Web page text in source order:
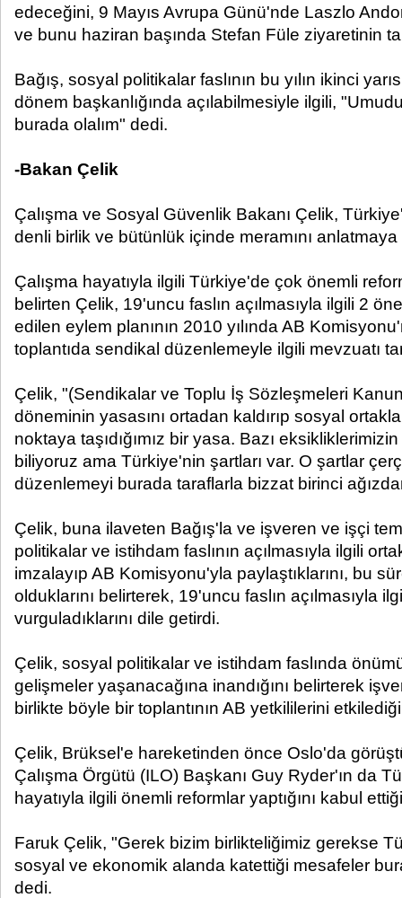
edeceğini, 9 Mayıs Avrupa Günü'nde Laszlo
ve bunu haziran başında Stefan Füle ziyaretinin
Bağış, sosyal politikalar faslının bu yılın ikinci
dönem başkanlığında açılabilmesiyle ilgili,
burada olalım" dedi.
-Bakan Çelik
Çalışma ve Sosyal Güvenlik Bakanı Çelik,
denli birlik ve bütünlük içinde meramını anlatmaya
Çalışma hayatıyla ilgili Türkiye'de çok önemli
belirten Çelik, 19'uncu faslın açılmasıyla ilgili 2
edilen eylem planının 2010 yılında AB
toplantıda sendikal düzenlemeyle ilgili mevzuatı
Çelik, "(Sendikalar ve Toplu İş Sözleşmeleri
döneminin yasasını ortadan kaldırıp sosyal
noktaya taşıdığımız bir yasa. Bazı
biliyoruz ama Türkiye'nin şartları var. O şartlar
düzenlemeyi burada taraflarla bizzat birinci
Çelik, buna ilaveten Bağış'la ve işveren ve işçi
politikalar ve istihdam faslının açılmasıyla ilgili
imzalayıp AB Komisyonu'yla paylaştıklarını, bu
olduklarını belirterek, 19'uncu faslın açılmasıyla
vurguladıklarını dile getirdi.
Çelik, sosyal politikalar ve istihdam faslında
gelişmeler yaşanacağına inandığını belirterek
birlikte böyle bir toplantının AB yetkililerini
Çelik, Brüksel'e hareketinden önce Oslo'da
Çalışma Örgütü (ILO) Başkanı Guy Ryder'ın da
hayatıyla ilgili önemli reformlar yaptığını kabul
Faruk Çelik, "Gerek bizim birlikteliğimiz gerekse
sosyal ve ekonomik alanda katettiği mesafeler
dedi.